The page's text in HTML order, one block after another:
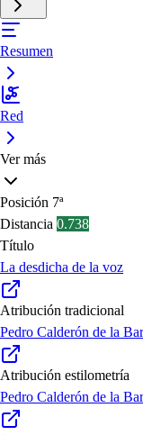
Resumen
Red
Ver más
Posición 7ª
Distancia 0.738
Título
La desdicha de la voz
Atribución tradicional
Pedro Calderón de la
Atribución estilometría
Pedro Calderón de la